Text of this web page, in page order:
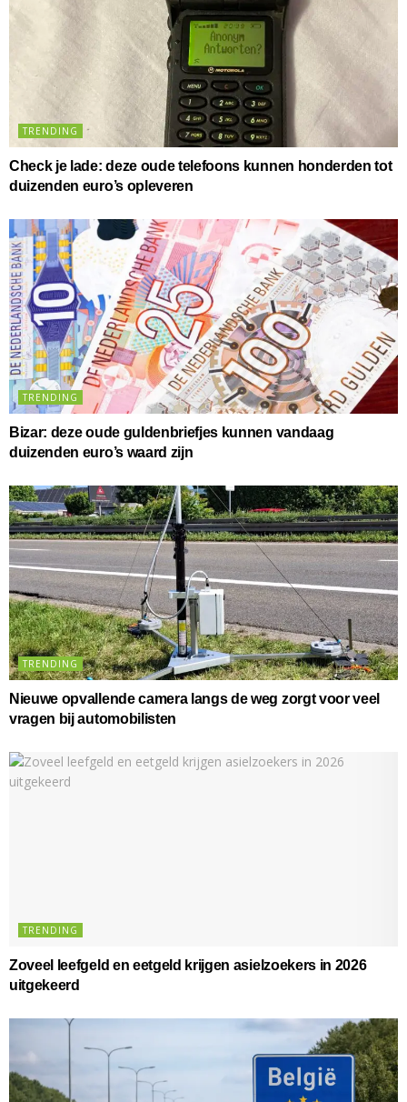
TRENDING
Check je lade: deze oude telefoons kunnen honderden tot
duizenden euro’s opleveren
TRENDING
Bizar: deze oude guldenbriefjes kunnen vandaag
duizenden euro’s waard zijn
TRENDING
Nieuwe opvallende camera langs de weg zorgt voor veel
vragen bij automobilisten
TRENDING
Zoveel leefgeld en eetgeld krijgen asielzoekers in 2026
uitgekeerd